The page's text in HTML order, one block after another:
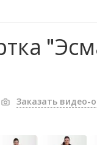
Заказать видео-